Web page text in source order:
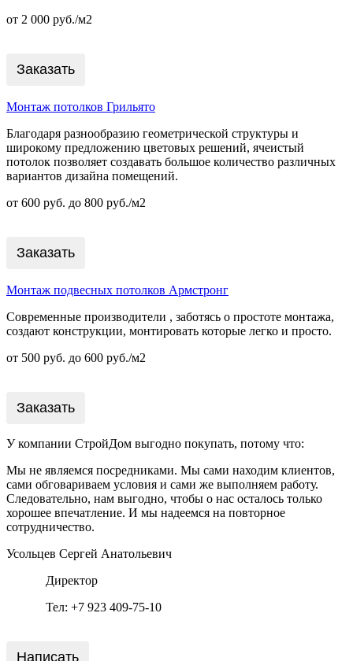
от 2 000 руб./м2
Заказать
Монтаж потолков Грильято
Благодаря разнообразию геометрической структуры и
широкому предложению цветовых решений, ячеистый
потолок позволяет создавать большое количество различных
вариантов дизайна помещений.
от 600 руб. до 800 руб./м2
Заказать
Монтаж подвесных потолков Армстронг
Современные производители , заботясь о простоте монтажа,
создают конструкции, монтировать которые легко и просто.
от 500 руб. до 600 руб./м2
Заказать
У компании СтройДом выгодно покупать, потому что:
Мы не являемся посредниками. Мы сами находим клиентов,
сами обговариваем условия и сами же выполняем работу.
Следовательно, нам выгодно, чтобы о нас осталось только
хорошее впечатление. И мы надеемся на повторное
сотрудничество.
Усольцев Сергей Анатольевич
Директор
Тел: +7 923 409-75-10
Написать